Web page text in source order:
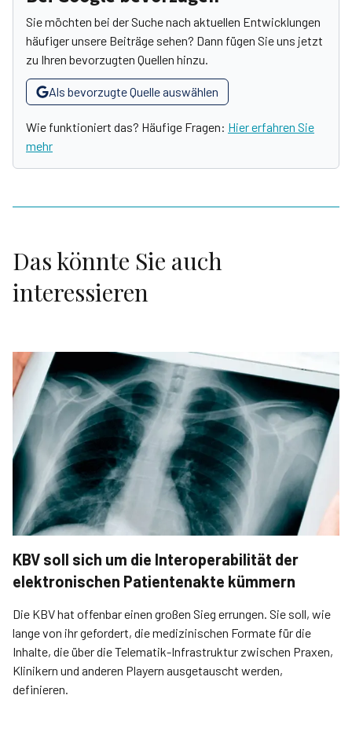
Sie möchten bei der Suche nach aktuellen Entwicklungen
häufiger unsere Beiträge sehen? Dann fügen Sie uns jetzt
zu Ihren bevorzugten Quellen hinzu.
Als bevorzugte Quelle auswählen
Wie funktioniert das? Häufige Fragen: Hier erfahren Sie
mehr
Das könnte Sie auch
interessieren
KBV soll sich um die Interoperabilität der
elektronischen Patientenakte kümmern
Die KBV hat offenbar einen großen Sieg errungen. Sie soll, wie
lange von ihr gefordert, die medizinischen Formate für die
Inhalte, die über die Telematik-Infrastruktur zwischen Praxen,
Klinikern und anderen Playern ausgetauscht werden,
definieren.